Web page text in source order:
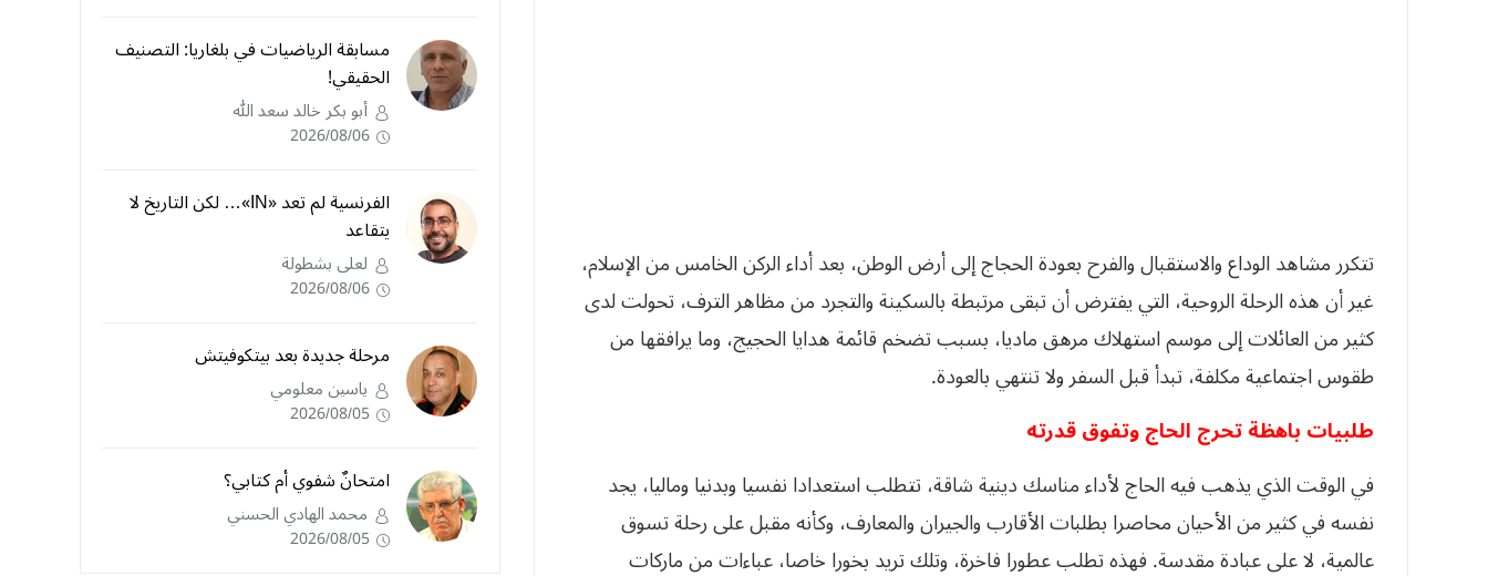
تتكرر مشاهد الوداع والاستقبال والفرح بعودة الحجاج إلى أرض الوطن، بعد أداء الركن الخامس من الإسلام،
غير أن هذه الرحلة الروحية، التي يفترض أن تبقى مرتبطة بالسكينة والتجرد من مظاهر الترف، تحولت لدى
كثير من العائلات إلى موسم استهلاك مرهق ماديا، بسبب تضخم قائمة هدايا الحجيج، وما يرافقها من
طقوس اجتماعية مكلفة، تبدأ قبل السفر ولا تنتهي بالعودة.
طلبيات باهظة تحرج الحاج وتفوق قدرته
في الوقت الذي يذهب فيه الحاج لأداء مناسك دينية شاقة، تتطلب استعدادا نفسيا وبدنيا وماليا، يجد
نفسه في كثير من الأحيان محاصرا بطلبات الأقارب والجيران والمعارف، وكأنه مقبل على رحلة تسوق
عالمية، لا على عبادة مقدسة. فهذه تطلب عطورا فاخرة، وتلك تريد بخورا خاصا، عباءات من ماركات
مسابقة الرياضيات في بلغاريا: التصنيف
الحقيقي!
أبو بكر خالد سعد الله
2026/08/06
الفرنسية لم تعد «IN»… لكن التاريخ لا
يتقاعد
لعلى بشطولة
2026/08/06
مرحلة جديدة بعد بيتكوفيتش
ياسين معلومي
2026/08/05
امتحانٌ شفوي أم كتابي؟
محمد الهادي الحسني
2026/08/05